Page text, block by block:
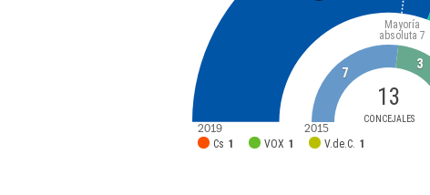
13
CONCEJALES
Mayoría
absoluta 7
Cs 1 VOX 1 V.de.C. 1
7
3
2019 2015